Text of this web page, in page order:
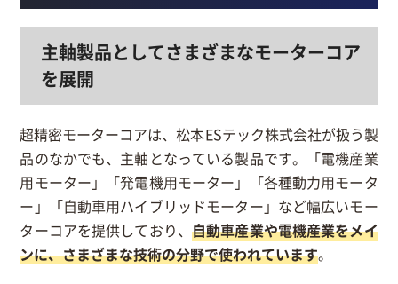
主軸製品としてさまざまなモーターコア
を展開
超精密モーターコアは、松本ESテック株式会社が扱う製
品のなかでも、主軸となっている製品です。「電機産業
用モーター」「発電機用モーター」「各種動力用モータ
ー」「自動車用ハイブリッドモーター」など幅広いモー
ターコアを提供しており、 自動車産業や電機産業をメイ
ンに、さまざまな技術の分野で使われています。